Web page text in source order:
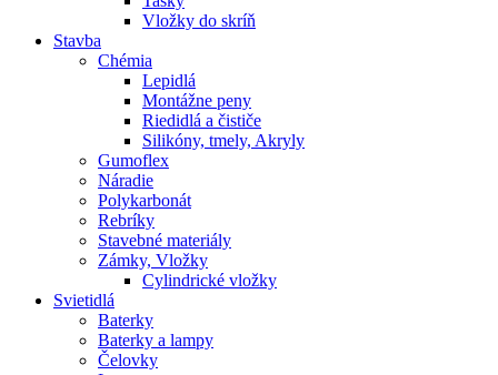
Vložky do skríň
Stavba
Chémia
Lepidlá
Montážne peny
Riedidlá a čističe
Silikóny, tmely, Akryly
Gumoflex
Náradie
Polykarbonát
Rebríky
Stavebné materiály
Zámky, Vložky
Cylindrické vložky
Svietidlá
Baterky
Baterky a lampy
Čelovky